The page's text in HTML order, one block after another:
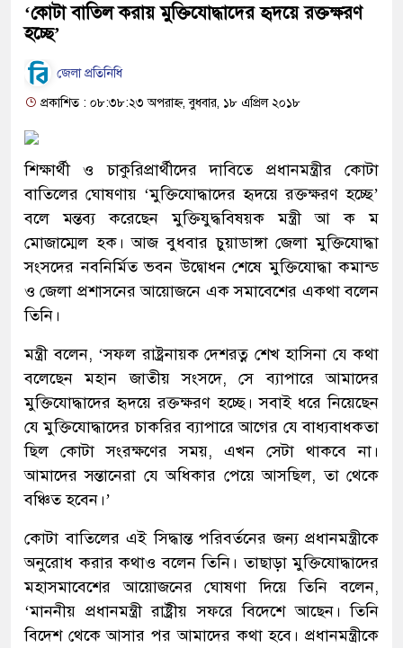
‘কোটা বাতিল করায় মুক্তিযোদ্ধাদের হৃদয়ে রক্তক্ষরণ
হচ্ছে’
জেলা প্রতিনিধি
প্রকাশিত : ০৮:৩৮:২৩ অপরাহ্ন, বুধবার, ১৮ এপ্রিল ২০১৮
শিক্ষার্থী ও চাকুরিপ্রার্থীদের দাবিতে প্রধানমন্ত্রীর কোটা
বাতিলের ঘোষণায় ‘মুক্তিযোদ্ধাদের হৃদয়ে রক্তক্ষরণ হচ্ছে’
বলে মন্তব্য করেছেন মুক্তিযুদ্ধবিষয়ক মন্ত্রী আ ক ম
মোজাম্মেল হক। আজ বুধবার চুয়াডাঙ্গা জেলা মুক্তিযোদ্ধা
সংসদের নবনির্মিত ভবন উদ্বোধন শেষে মুক্তিযোদ্ধা কমান্ড
ও জেলা প্রশাসনের আয়োজনে এক সমাবেশের একথা বলেন
তিনি।
মন্ত্রী বলেন, ‘সফল রাষ্ট্রনায়ক দেশরত্ন শেখ হাসিনা যে কথা
বলেছেন মহান জাতীয় সংসদে, সে ব্যাপারে আমাদের
মুক্তিযোদ্ধাদের হৃদয়ে রক্তক্ষরণ হচ্ছে। সবাই ধরে নিয়েছেন
যে মুক্তিযোদ্ধাদের চাকরির ব্যাপারে আগের যে বাধ্যবাধকতা
ছিল কোটা সংরক্ষণের সময়, এখন সেটা থাকবে না।
আমাদের সন্তানেরা যে অধিকার পেয়ে আসছিল, তা থেকে
বঞ্চিত হবেন।’
কোটা বাতিলের এই সিদ্ধান্ত পরিবর্তনের জন্য প্রধানমন্ত্রীকে
অনুরোধ করার কথাও বলেন তিনি। তাছাড়া মুক্তিযোদ্ধাদের
মহাসমাবেশের আয়োজনের ঘোষণা দিয়ে তিনি বলেন,
‘মাননীয় প্রধানমন্ত্রী রাষ্ট্রীয় সফরে বিদেশে আছেন। তিনি
বিদেশ থেকে আসার পর আমাদের কথা হবে। প্রধানমন্ত্রীকে